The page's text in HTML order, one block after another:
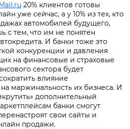
20% клиентов готовы
уже сейчас, а у 10% из тех, кто
автомобилей будущего,
с тем, что им не понятен
И банки тоже это
конкуренции и давления
на финансовые и страховые
сектора будет
влияние
маржинальность их бизнеса. И
дополнительный
банки смогут
свои сайты и
продажи.